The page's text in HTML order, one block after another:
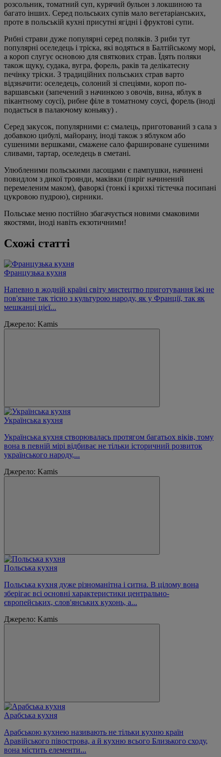
розсольник, томатний суп, курячий бульон з локшиною та
багато інших. Серед польських супів мало вегетаріанських,
проте в польській кухні присутні ягідні і фруктові супи.
Рибні страви дуже популярні серед поляків. З риби тут
популярні оселедець і тріска, які водяться в Балтійському морі,
а короп слугує основою для святкових страв. Їдять поляки
також щуку, судака, вугра, форель, раків та делікатесну
печінку тріски. З традиційних польських страв варто
відзначити: оселедець, солоний зі спеціями, короп по-
варшавськи (запечений з начинкою з овочів, вина, яблук в
пікантному соусі), рибне філе в томатному соусі, форель (іноді
подається в палаючому коньяку) .
Серед закусок, популярними є: смалець, приготований з сала з
добавкою цибулі, майорану, іноді також з яблуком або
сушеними вершками, смажене сало фаршироване сушеними
сливами, тартар, оселедець в сметані.
Улюбленими польськими ласощами є пампушки, начинені
повидлом з дикої троянди, маківки (пиріг начинений
перемеленим маком), фаворкі (тонкі і крихкі тістечка посипані
цукровою пудрою), сирники.
Польське меню постійно збагачується новими смаковими
якостями, іноді навіть екзотичними!
Схожі статті
Французька кухня
Напевно в жодній країні світу мистецтво приготування їжі не
пов'язане так тісно з культурою народу, як у Франції, так як
мешканці цієї...
Джерело: Kamis
Українська кухня
Українська кухня створювалась протягом багатьох віків, тому
вона в певній мірі відбиває не тільки історичний розвиток
українського народу,...
Джерело: Kamis
Польська кухня
Польська кухня дуже різноманітна і ситна. В цілому вона
зберігає всі основні характеристики центрально-
європейських, слов'янських кухонь, а...
Джерело: Kamis
Арабська кухня
Арабською кухнею називають не тільки кухню країн
Аравійського півострова, а й кухню всього Близького сходу,
вона містить елементи...